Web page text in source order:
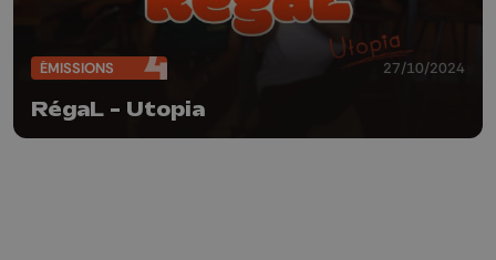
ÉMISSIONS 27/10/2024
RégaL - Utopia